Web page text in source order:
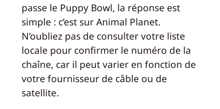
passe le Puppy Bowl, la réponse est
simple : c’est sur Animal Planet.
N’oubliez pas de consulter votre liste
locale pour confirmer le numéro de la
chaîne, car il peut varier en fonction de
votre fournisseur de câble ou de
satellite.